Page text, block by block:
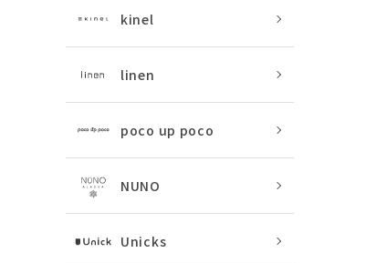
kinel
linen
poco up poco
NUNO
Unicks